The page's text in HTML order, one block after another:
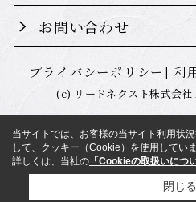
お問い合わせ
プライバシーポリシー 利
(c) リードネクスト株式会
当サイトでは、お客様の当サイト利用状
して、クッキー（Cookie）を使用していま
詳しくは、当社の 「Cookieの取扱いにつ
閉じる